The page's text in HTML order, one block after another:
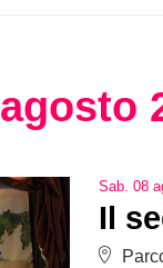
agosto
Sab.08
Il